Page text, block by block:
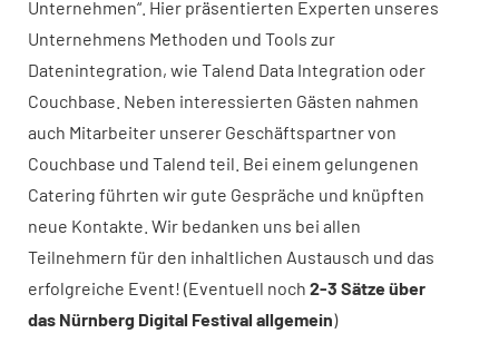
Unternehmen“. Hier präsentierten Experten unseres
Unternehmens Methoden und Tools zur
Datenintegration, wie Talend Data Integration oder
Couchbase. Neben interessierten Gästen nahmen
auch Mitarbeiter unserer Geschäftspartner von
Couchbase und Talend teil. Bei einem gelungenen
Catering führten wir gute Gespräche und knüpften
neue Kontakte. Wir bedanken uns bei allen
Teilnehmern für den inhaltlichen Austausch und das
erfolgreiche Event! (Eventuell noch 2-3 Sätze über
das Nürnberg Digital Festival allgemein)